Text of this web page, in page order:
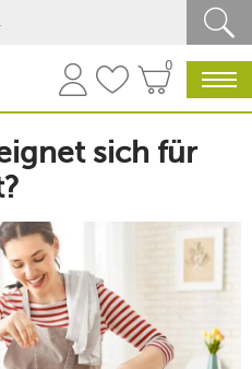
0
sich für